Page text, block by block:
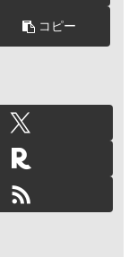
コピー